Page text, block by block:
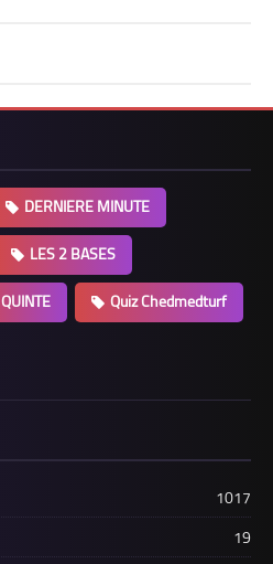
DERNIERE MINUTE
LES 2 BASES
QUINTE
Quiz Chedmedturf
1017
19